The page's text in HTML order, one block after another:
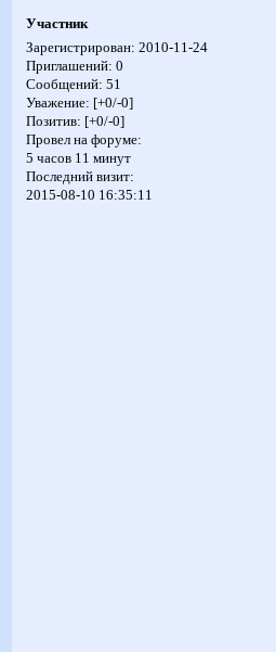
Участник
Зарегистрирован: 2010-11-24
Приглашений: 0
Сообщений: 51
Уважение: [+0/-0]
Позитив: [+0/-0]
Провел на форуме:
5 часов 11 минут
Последний визит:
2015-08-10 16:35:11